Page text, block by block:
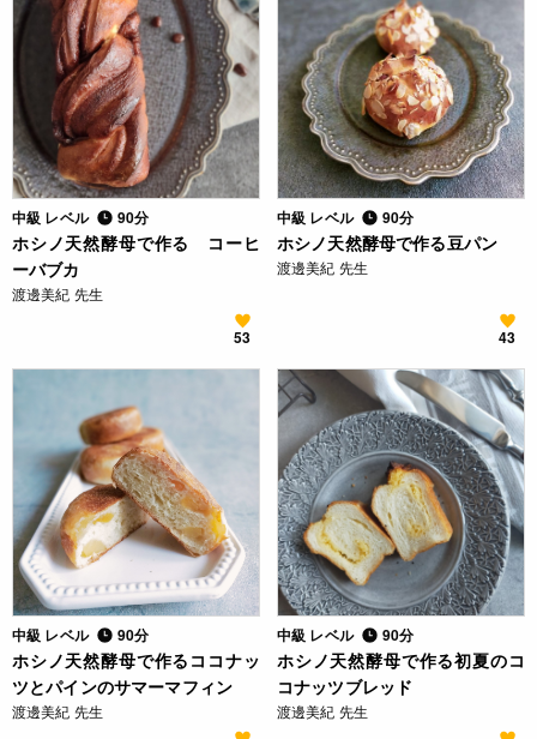
中級 レベル 90分
ホシノ天然酵母で作る コーヒ
ーバブカ
渡邊美紀 先生
53
中級 レベル 90分
ホシノ天然酵母で作る豆パン
渡邊美紀 先生
43
中級 レベル 90分
ホシノ天然酵母で作るココナッ
ツとパインのサマーマフィン
渡邊美紀 先生
中級 レベル 90分
ホシノ天然酵母で作る初夏のコ
コナッツブレッド
渡邊美紀 先生